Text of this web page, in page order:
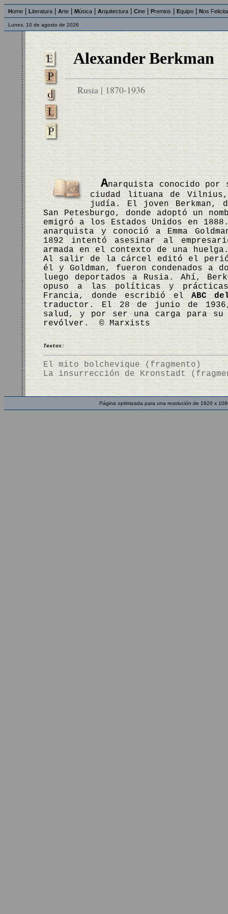
Home Literatura Arte Música Arquitectura Cine Premios Equipo Nos
Lunes, 10 de agosto de 2026
Alexander Berkman
Rusia | 1870-1936
Anarquista conocido
ciudad lituana de
judía. El joven Berkman,
San Petesburgo, donde adoptó un
emigró a los Estados Unidos en
anarquista y conoció a Emma
1892 intentó asesinar al
armada en el contexto de una
Al salir de la cárcel editó el
él y Goldman, fueron condenados
luego deportados a Rusia. Ahí,
opuso a las políticas y
Francia, donde escribió el ABC
traductor. El 28 de junio de 1936,
salud, y por ser una carga para
revólver. © Marxists
Textos:
El mito bolchevique (fragmento)
La insurrección de Kronstadt
Página optimizada para una resolución de 1920 x